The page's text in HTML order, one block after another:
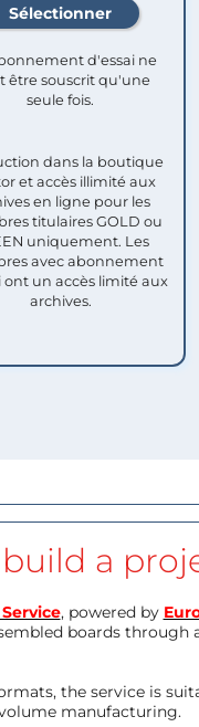
d'essai ne
être souscrit qu'une
seule fois.​
dans la boutique
et accès illimité aux
en ligne pour les
titulaires GOLD ou
uniquement. Les
avec abonnement
ont un accès limité aux
archives.
a
, powered by
boards through
the service is
manufacturing.